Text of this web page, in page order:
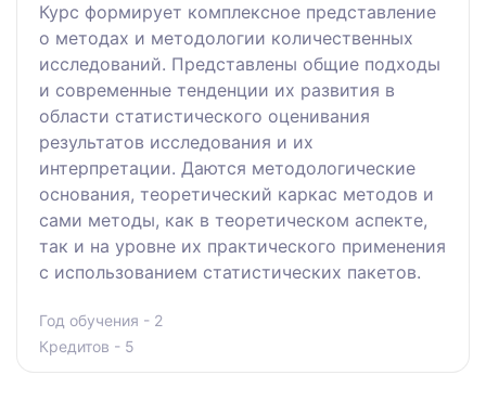
Курс формирует комплексное представление
о методах и методологии количественных
исследований. Представлены общие подходы
и современные тенденции их развития в
области статистического оценивания
результатов исследования и их
интерпретации. Даются методологические
основания, теоретический каркас методов и
сами методы, как в теоретическом аспекте,
так и на уровне их практического применения
с использованием статистических пакетов.
Год обучения - 2
Кредитов - 5